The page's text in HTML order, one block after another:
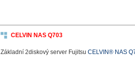
CELVIN NAS Q703
Základní 2diskový server Fujitsu CELVIN® NAS